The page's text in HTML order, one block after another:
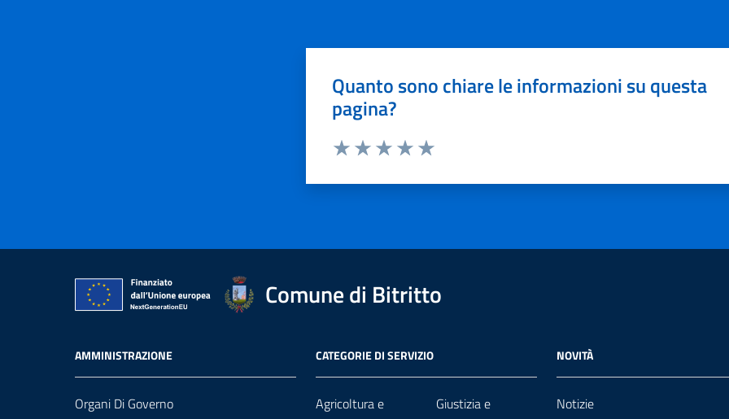
Quanto sono chiare le informazioni su questa
pagina?
Comune di Bitritto
AMMINISTRAZIONE
Organi Di Governo
CATEGORIE DI SERVIZIO
Agricoltura e
Giustizia e
NOVITÀ
Notizie